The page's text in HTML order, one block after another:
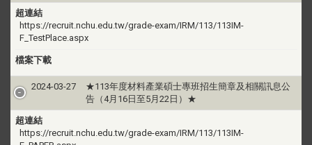
超連結
https://recruit.nchu.edu.tw/grade-exam/IRM/113/113IM-
F_TestPlace.aspx
檔案下載
2024-03-27
★113年度材料產業碩士專班招生簡章及相關訊息公
告（4月16日至5月22日）★
超連結
https://recruit.nchu.edu.tw/grade-exam/IRM/113/113IM-